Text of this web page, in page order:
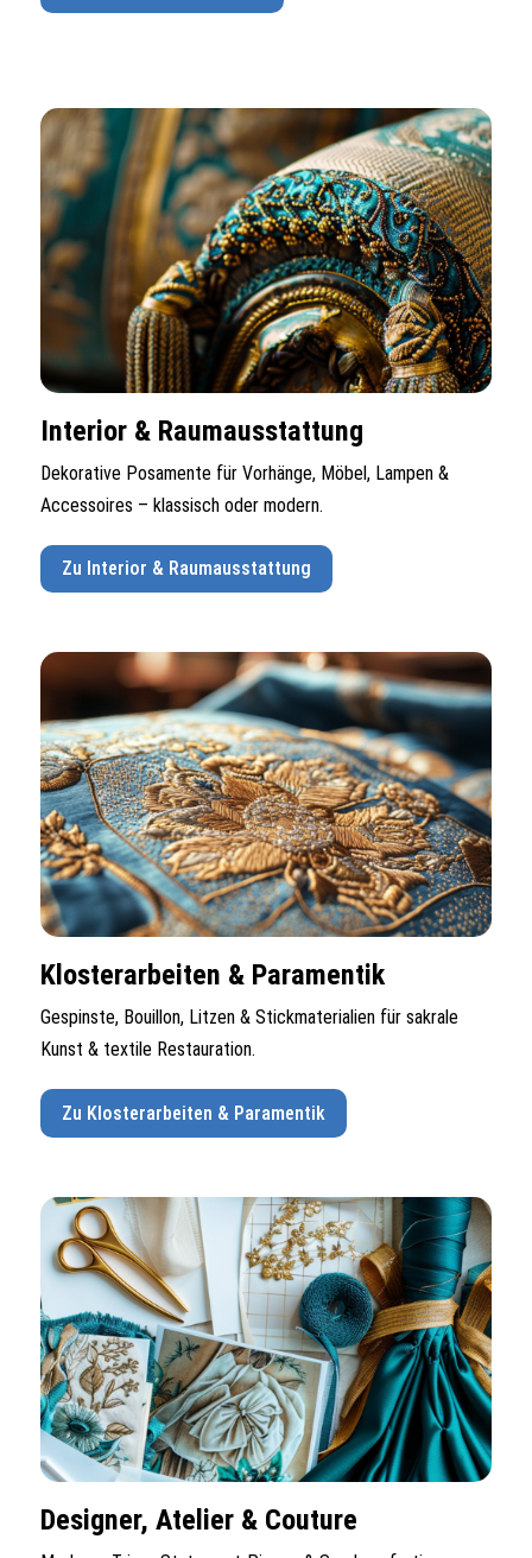
Interior & Raumausstattung
Dekorative Posamente für Vorhänge, Möbel, Lampen &
Accessoires – klassisch oder modern.
Zu Interior & Raumausstattung
Klosterarbeiten & Paramentik
Gespinste, Bouillon, Litzen & Stickmaterialien für sakrale
Kunst & textile Restauration.
Zu Klosterarbeiten & Paramentik
Designer, Atelier & Couture